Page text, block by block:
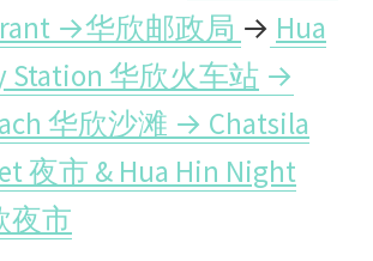
→华欣邮政局 → Hua
Station 华欣火车站 →
华欣沙滩 → Chatsila
夜市 & Hua Hin Night
夜市